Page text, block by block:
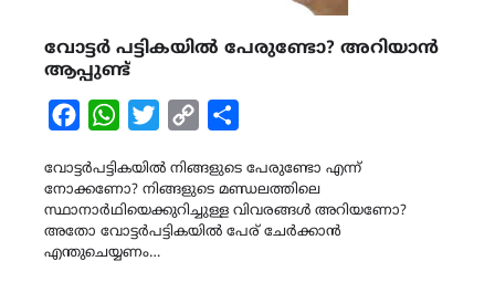
വോട്ടർ പട്ടികയിൽ പേരുണ്ടോ? അറിയാൻ
ആപ്പുണ്ട്
FacebookWhatsAppTwitterCopy
വോട്ടർപട്ടികയിൽ നിങ്ങളുടെ പേരുണ്ടോ എന്ന്
നോക്കണോ? നിങ്ങളുടെ മണ്ഡലത്തിലെ
സ്ഥാനാർഥിയെക്കുറിച്ചുള്ള വിവരങ്ങൾ അറിയണോ?
അതോ വോട്ടർപട്ടികയിൽ പേര് ചേർക്കാൻ
എന്തുചെയ്യണം…